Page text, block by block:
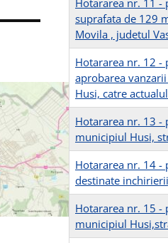
Hotararea nr. 11
suprafata de 129
Movila , judetul
Hotararea nr. 12
aprobarea
Husi, catre
Hotararea nr. 13
municipiul Husi,
Hotararea nr. 14 -
destinate
Hotararea nr. 15
municipiul